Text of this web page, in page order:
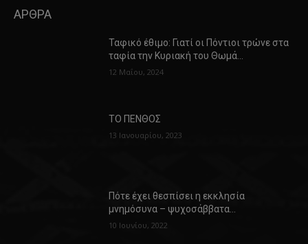
ΑΡΘΡΑ
Ταφικό έθιμο: Γιατί οι Πόντιοι τρώνε στα
ταφία την Κυριακή του Θωμά…
12 Μαΐου, 2024
ΤΟ ΠΕΝΘΟΣ
13 Ιανουαρίου, 2023
Πότε έχει θεσπίσει η εκκλησία
μνημόσυνα – ψυχοσάββατα…
10 Ιουνίου, 2022